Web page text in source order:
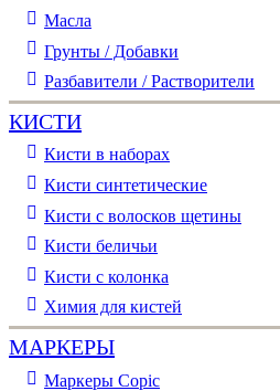
Масла
Грунты / Добавки
Разбавители / Растворители
КИСТИ
Кисти в наборах
Кисти синтетические
Кисти с волосков щетины
Кисти беличьи
Кисти с колонка
Химия для кистей
МАРКЕРЫ
Маркеры Copic